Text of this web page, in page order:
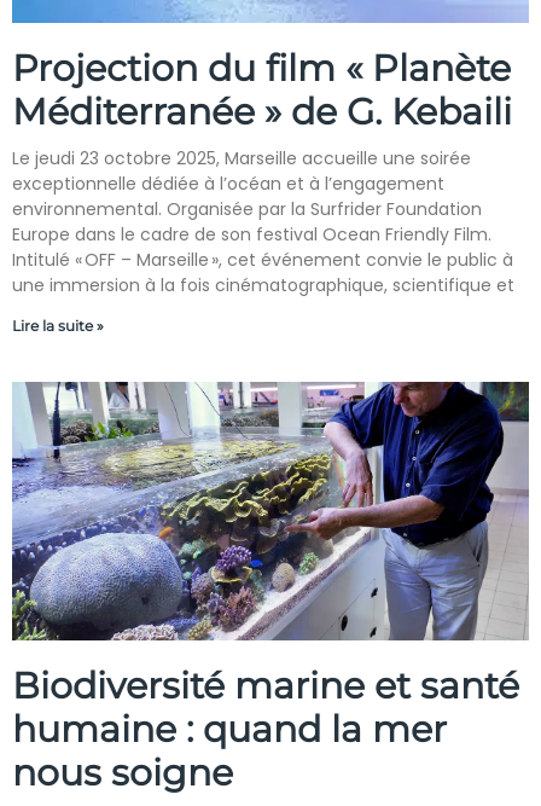
Projection du film « Planète
Méditerranée » de G. Kebaili
Le jeudi 23 octobre 2025, Marseille accueille une soirée
exceptionnelle dédiée à l’océan et à l’engagement
environnemental. Organisée par la Surfrider Foundation
Europe dans le cadre de son festival Ocean Friendly Film.
Intitulé « OFF – Marseille », cet événement convie le public à
une immersion à la fois cinématographique, scientifique et
Lire la suite »
Biodiversité marine et santé
humaine : quand la mer
nous soigne